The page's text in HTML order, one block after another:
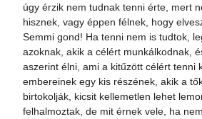
úgy érzik nem tudnak tenni érte, mert
hisznek, vagy éppen félnek, hogy
Semmi gond! Ha tenni nem is tudtok,
azoknak, akik a célért munkálkodnak,
aszerint élni, ami a kitűzött célért tenni
embereinek egy kis részének, akik a
birtokolják, kicsit kellemetlen lehet
felhalmoztak, de mit érnek vele, ha